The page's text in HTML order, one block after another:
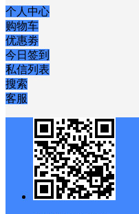
个人中心
购物车
优惠劵
今日签到
私信列表
搜索
客服